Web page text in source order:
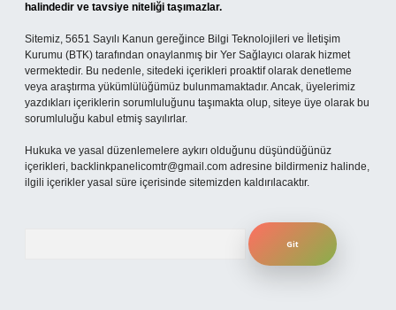
halindedir ve tavsiye niteliği taşımazlar.
Sitemiz, 5651 Sayılı Kanun gereğince Bilgi Teknolojileri ve İletişim
Kurumu (BTK) tarafından onaylanmış bir Yer Sağlayıcı olarak hizmet
vermektedir. Bu nedenle, sitedeki içerikleri proaktif olarak denetleme
veya araştırma yükümlülüğümüz bulunmamaktadır. Ancak, üyelerimiz
yazdıkları içeriklerin sorumluluğunu taşımakta olup, siteye üye olarak bu
sorumluluğu kabul etmiş sayılırlar.
Hukuka ve yasal düzenlemelere aykırı olduğunu düşündüğünüz
içerikleri, backlinkpanelicomtr@gmail.com adresine bildirmeniz halinde,
ilgili içerikler yasal süre içerisinde sitemizden kaldırılacaktır.